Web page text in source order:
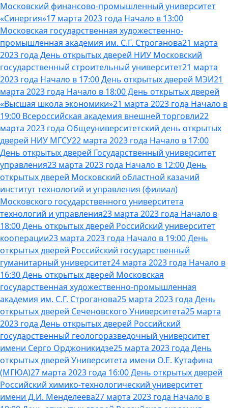
Московский финансово-промышленный университет
«Синергия»17 марта 2023 года Начало в 13:00
Московская государственная художественно-
промышленная академия им. С.Г. Строганова21 марта
2023 года День открытых дверей НИУ Московский
государственный строительный университет21 марта
2023 года Начало в 17:00 День открытых дверей МЭИ21
марта 2023 года Начало в 18:00 День открытых дверей
«Высшая школа экономики»21 марта 2023 года Начало в
19:00 Всероссийская академия внешней торговли22
марта 2023 года Общеуниверситетский день открытых
дверей НИУ МГСУ22 марта 2023 года Начало в 17:00
День открытых дверей Государственный университет
управления23 марта 2023 года Начало в 12:00 День
открытых дверей Московский областной казачий
институт технологий и управления (филиал)
Московского государственного университета
технологий и управления23 марта 2023 года Начало в
18:00 День открытых дверей Российский университет
кооперации23 марта 2023 года Начало в 19:00 День
открытых дверей Российский государственный
гуманитарный университет24 марта 2023 года Начало в
16:30 День открытых дверей Московская
государственная художественно-промышленная
академия им. С.Г. Строганова25 марта 2023 года День
открытых дверей Сеченовского Университета25 марта
2023 года День открытых дверей Российский
государственный геологоразведочный университет
имени Серго Орджоникидзе25 марта 2023 года День
открытых дверей Университета имени О.Е. Кутафина
(МГЮА)27 марта 2023 года 16:00 День открытых дверей
Российский химико-технологический университет
имени Д.И. Менделеева27 марта 2023 года Начало в